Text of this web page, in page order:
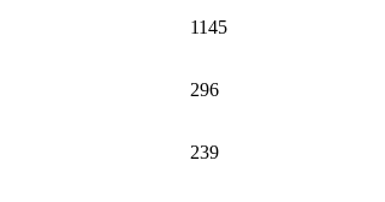
1145
296
239